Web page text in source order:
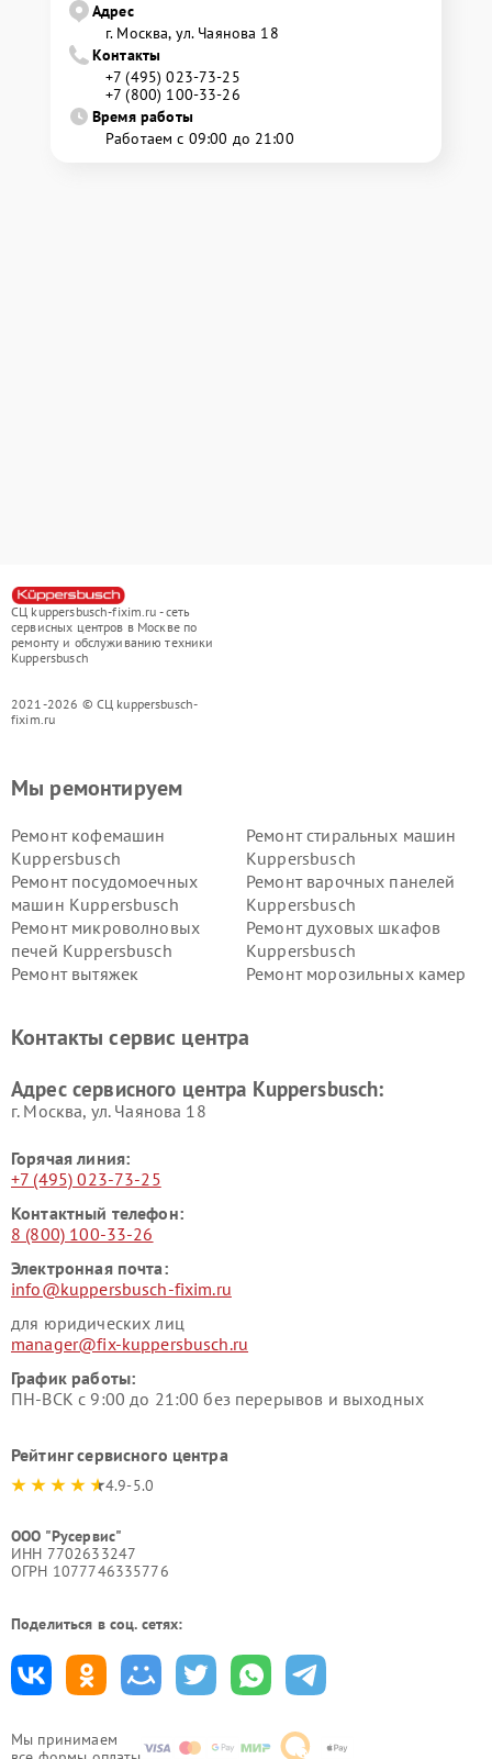
Адрес
г. Москва, ул. Чаянова 18
Контакты
+7 (495) 023-73-25
+7 (800) 100-33-26
Время работы
Работаем с 09:00 до 21:00
СЦ kuppersbusch-fixim.ru - сеть
сервисных центров в Москве по
ремонту и обслуживанию техники
Kuppersbusch
2021-2026 © СЦ kuppersbusch-
fixim.ru
Мы принимаем
Мы ремонтируем
Ремонт кофемашин
Kuppersbusch
Ремонт стиральных машин
Kuppersbusch
Ремонт посудомоечных
машин Kuppersbusch
Ремонт варочных панелей
Kuppersbusch
Ремонт микроволновых
печей Kuppersbusch
Ремонт духовых шкафов
Kuppersbusch
Ремонт вытяжек
Ремонт морозильных камер
Kuppersbusch
вакуумных упаковщиков
Ремонт сушильных машин Kuppersbusch
Контакты сервис центра
Адрес сервисного центра Kuppersbusch:
г. Москва, ул. Чаянова 18
Горячая линия:
+7 (495) 023-73-25
Контактный телефон:
8 (800) 100-33-26
Электронная почта:
info@kuppersbusch-fixim.ru
для юридических лиц
manager@fix-kuppersbusch.ru
График работы:
ПН-ВСК с 9:00 до 21:00 без перерывов и выходных
Рейтинг сервисного центра
4.9-5.0
ООО "Русервис"
ИНН 7702633247
ОГРН 1077746335776
Поделиться в соц. сетях: